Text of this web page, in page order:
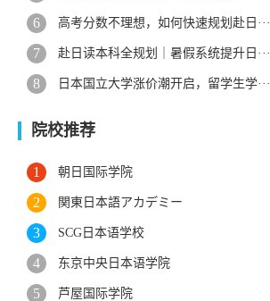
高考分数不理想，如何快速规划赴日···
赴日读本科全规划｜暑假系统提升日···
日本国立大学涨价潮开启，留学生学···
院校推荐
朝日国际学院
関東日本語アカデミー
SCG日本语学校
东京中央日本语学院
芦屋国际学院